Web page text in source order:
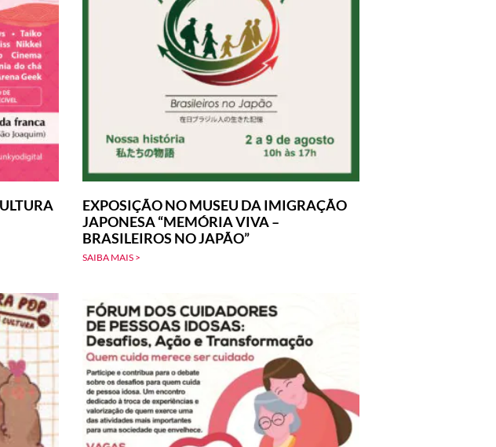
EXPOSIÇÃO NO MUSEU DA IMIGRAÇÃO
JAPONESA “MEMÓRIA VIVA –
BRASILEIROS NO JAPÃO”
SAIBA MAIS >